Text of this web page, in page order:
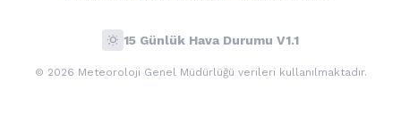
wb_sunny 15 Günlük Hava Durumu V1.1
© 2026 Meteoroloji Genel Müdürlüğü verileri kullanılmaktadır.